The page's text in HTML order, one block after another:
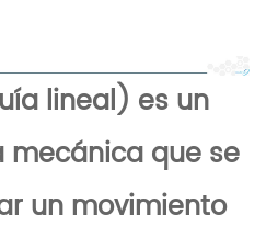
lineal) es un
que se
un movimiento